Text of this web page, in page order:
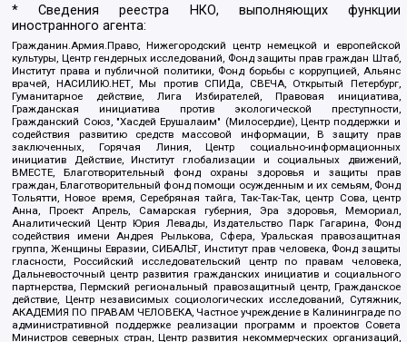
* Сведения реестра НКО, выполняющих функции
иностранного агента:
Гражданин.Армия.Право, Нижегородский центр немецкой и европейской
культуры, Центр гендерных исследований, Фонд защиты прав граждан Штаб,
Институт права и публичной политики, Фонд борьбы с коррупцией, Альянс
врачей, НАСИЛИЮ.НЕТ, Мы против СПИДа, СВЕЧА, Открытый Петербург,
Гуманитарное действие, Лига Избирателей, Правовая инициатива,
Гражданская инициатива против экологической преступности,
Гражданский Союз, "Хасдей Ерушалаим" (Милосердие), Центр поддержки и
содействия развитию средств массовой информации, В защиту прав
заключенных, Горячая Линия, Центр социально-информационных
инициатив Действие, Институт глобализации и социальных движений,
ВМЕСТЕ, Благотворительный фонд охраны здоровья и защиты прав
граждан, Благотворительный фонд помощи осужденным и их семьям, Фонд
Тольятти, Новое время, Серебряная тайга, Так-Так-Так, центр Сова, центр
Анна, Проект Апрель, Самарская губерния, Эра здоровья, Мемориал,
Аналитический Центр Юрия Левады, Издательство Парк Гагарина, Фонд
содействия имени Андрея Рылькова, Сфера, Уральская правозащитная
группа, Женщины Евразии, СИБАЛЬТ, Институт прав человека, Фонд защиты
гласности, Российский исследовательский центр по правам человека,
Дальневосточный центр развития гражданских инициатив и социального
партнерства, Пермский региональный правозащитный центр, Гражданское
действие, Центр независимых социологических исследований, Сутяжник,
АКАДЕМИЯ ПО ПРАВАМ ЧЕЛОВЕКА, Частное учреждение в Калининграде по
административной поддержке реализации программ и проектов Совета
Министров северных стран, Центр развития некоммерческих организаций,